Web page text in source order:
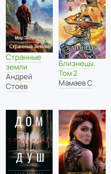
Странные
земли
Андрей
Стоев
Близнецы.
Том 2
Мамаев С